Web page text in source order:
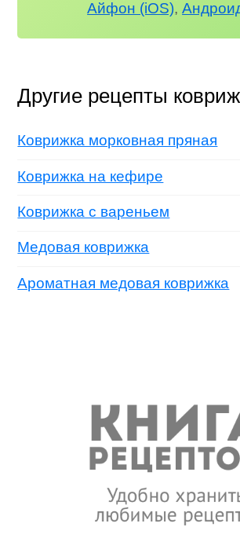
Айфон (iOS),
Другие рецепты
Коврижка морковная пряная
Коврижка на кефире
Коврижка с вареньем
Медовая коврижка
Ароматная медовая коврижка